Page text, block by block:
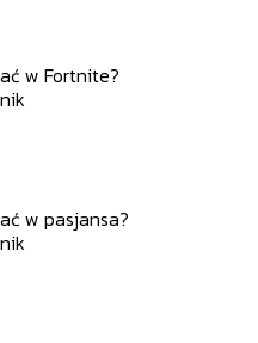
w Fortnite?
w pasjansa?